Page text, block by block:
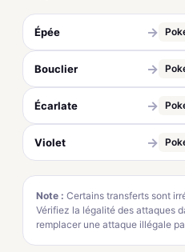
Épée →
Bouclier →
Écarlate →
Violet →
Note : Certains transferts sont
Vérifiez la légalité des attaques
remplacer une attaque illégale